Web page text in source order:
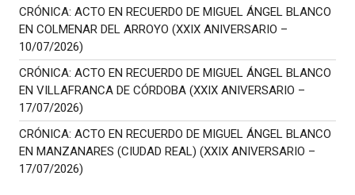
CRÓNICA: ACTO EN RECUERDO DE MIGUEL ÁNGEL BLANCO
EN COLMENAR DEL ARROYO (XXIX ANIVERSARIO –
10/07/2026)
CRÓNICA: ACTO EN RECUERDO DE MIGUEL ÁNGEL BLANCO
EN VILLAFRANCA DE CÓRDOBA (XXIX ANIVERSARIO –
17/07/2026)
CRÓNICA: ACTO EN RECUERDO DE MIGUEL ÁNGEL BLANCO
EN MANZANARES (CIUDAD REAL) (XXIX ANIVERSARIO –
17/07/2026)